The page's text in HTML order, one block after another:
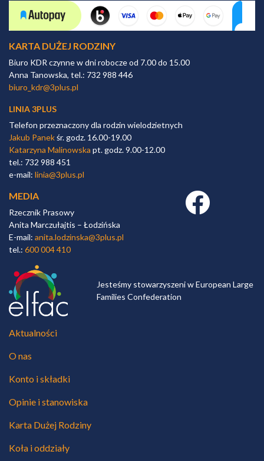
KARTA DUŻEJ RODZINY
Biuro KDR czynne w dni robocze od 7.00 do 15.00
Anna Tanowska, tel.: 732 988 446
biuro_kdr@3plus.pl
LINIA 3PLUS
Telefon przeznaczony dla rodzin wielodzietnych
Jakub Panekśr. godz. 16.00-19.00
Katarzyna Malinowska pt. godz. 9.00-12.00
tel.: 732 988 451
e-mail: linia@3plus.pl
MEDIA
Rzecznik Prasowy
Anita Marczułajtis – Łodzińska
E-mail: anita.lodzinska@3plus.pl
tel.: 600 004 410
Facebook link
Jesteśmy stowarzyszeni w European Large
Families Confederation
Aktualności
O nas
Konto i składki
Opinie i stanowiska
Karta Dużej Rodziny
Koła i oddziały